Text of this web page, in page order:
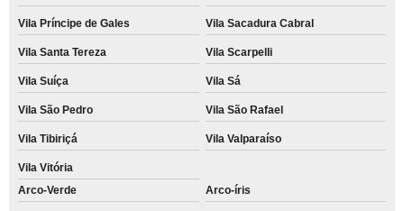
Vila Príncipe de Gales Vila Sacadura Cabral
Vila Santa Tereza Vila Scarpelli
Vila Suíça Vila Sá
Vila São Pedro Vila São Rafael
Vila Tibiriçá Vila Valparaíso
Vila Vitória
Arco-Verde
Arco-íris